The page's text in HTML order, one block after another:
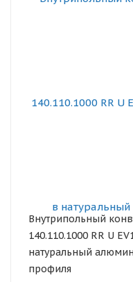
Внутрипольный
140.110.1000 RR U
натуральный
профиля